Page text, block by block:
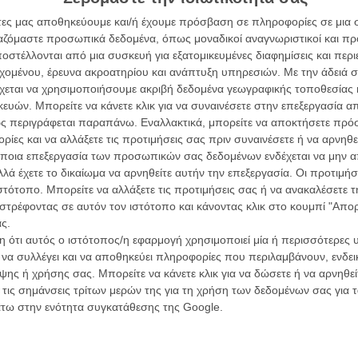
μας αποθηκεύουμε και/ή έχουμε πρόσβαση σε πληροφορίες σε
προσωπικά δεδομένα, όπως μοναδικοί αναγνωριστικοί και
από μια συσκευή για εξατομικευμένες διαφημίσεις και
έρευνα ακροατηρίου και ανάπτυξη υπηρεσιών. Με την άδειά
να χρησιμοποιήσουμε ακριβή δεδομένα γεωγραφικής τοποθεσίας
Μπορείτε να κάνετε κλικ για να συναινέσετε στην επεξεργασία
περιγράφεται παραπάνω. Εναλλακτικά, μπορείτε να αποκτήσετε
και να αλλάξετε τις προτιμήσεις σας πριν συναινέσετε ή να
επεξεργασία των προσωπικών σας δεδομένων ενδέχεται να μην
έχετε το δικαίωμα να αρνηθείτε αυτήν την επεξεργασία. Οι
Μπορείτε να αλλάξετε τις προτιμήσεις σας ή να ανακαλέσετε
σε αυτόν τον ιστότοπο και κάνοντας κλικ στο κουμπί
αυτός ο ιστότοπος/η εφαρμογή χρησιμοποιεί μία ή περισσότερες
συλλέγει και να αποθηκεύει πληροφορίες που περιλαμβάνουν,
ή χρήσης σας. Μπορείτε να κάνετε κλικ για να δώσετε ή να
σημάνσεις τρίτων μερών της για τη χρήση των δεδομένων σας
στην ενότητα συγκατάθεσης της Google.
του στα ψέμματα, η υπερκινητικότητά του, η
του άστρο».
ανάμεσα σε εμπορικές κωμωδίες με μεγάλη
με πιο προσωπικές υποθέσεις και οι οποίες
ανθρώπους μα σαφώς με μεγαλύτερη ένταση,
η φάρσα που έχει στόχο μόνο στο γέλιο.
μόνο που γίνεται άξιος θαυμασμού - και
που δεν βασίζεται στους πιο βασικούς
στο φιλμ του Λεκόντ που με τη σειρά του πατά πάνω
με την εκνευριστική ακρίβεια μιας θεατρικής
οθόνη, με την συσσώρευση αναποδιών, με
του. Οπως και τον θεατή.
ηθοποιός μα ο ρόλος του είναι τόσο αδιάφορος κι
απλά όμορφη και κλασάτη εδώ - και τα όσα
άσχημης μέρας μπορούν να έχουν νόημα μετά βίας
στο σινεμά.
τις συμβάσεις της καταγωγής του φιλμ του, όχι
Οι
Μπέλα
Μια Θέση
A Place
Τζορτζ
Οδύσσεια
The
Ψηλά